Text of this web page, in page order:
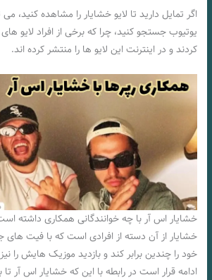
اگر تمایل دارید تا لایو خشایار را مشاهده کنید، می
یوتیوب جستجو کنید، چرا که برخی از افراد لایو
کردند و در اینترنت این لایو ها را منتشر کرده اند.
خشایار اس آر با چه خوانندگانی همکاری داشته
خشایار از آن دسته از افرادی است که با فیت‌
خود را چندین برابر کند و بازدید موزیک‌ هایش را
ادامه قرار است در رابطه با این که خشایار اس آر تا